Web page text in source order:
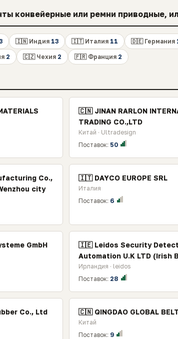
конвейерные или ремни приводные,
🇮🇳 Индия 13 🇮🇹 Италия 11 🇩🇪 Германия
2 🇨🇿 Чехия 2 🇫🇷 Франция 2
🇨🇳 JINAN RARLON
TRADING CO.,LTD
Китай · Ultradesign
Поставок: 50
Cо.,
city
🇮🇹 DAYCO EUROPE SRL
Италия
Поставок: 6
GmbH
🇮🇪 Leidos Security
Automation U.K LTD (Irish
Ирландия · leidos
Поставок: 28
Co., Ltd 🇨🇳 QINGDAO GLOBAL
Китай
Поставок: 9